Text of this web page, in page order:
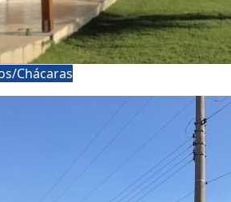
Chácaras